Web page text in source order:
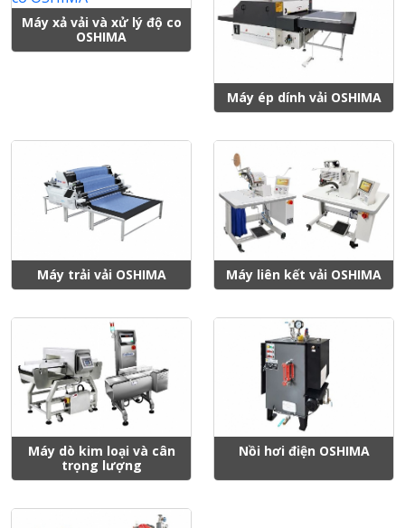
Máy xả vải và xử lý độ co
OSHIMA
Máy ép dính vải OSHIMA
Máy trải vải OSHIMA Máy liên kết vải OSHIMA
Máy dò kim loại và cân
trọng lượng
Nồi hơi điện OSHIMA